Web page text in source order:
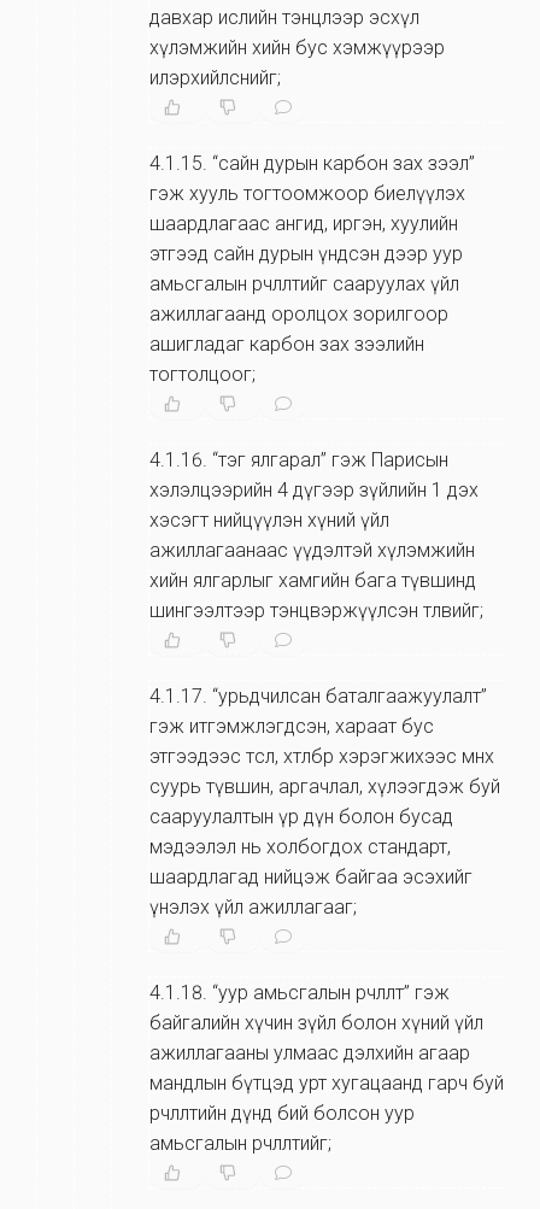
давхар ислийн тэнцлээр эсхүл
хүлэмжийн хийн бус хэмжүүрээр
илэрхийлснийг;
4.1.15. “сайн дурын карбон зах зээл”
гэж хууль тогтоомжоор биелүүлэх
шаардлагаас ангид, иргэн, хуулийн
этгээд сайн дурын үндсэн дээр уур
амьсгалын өөрчлөлтийг сааруулах үйл
ажиллагаанд оролцох зорилгоор
ашигладаг карбон зах зээлийн
тогтолцоог;
4.1.16. “тэг ялгарал” гэж Парисын
хэлэлцээрийн 4 дүгээр зүйлийн 1 дэх
хэсэгт нийцүүлэн хүний үйл
ажиллагаанаас үүдэлтэй хүлэмжийн
хийн ялгарлыг хамгийн бага түвшинд
шингээлтээр тэнцвэржүүлсэн төлөвийг;
4.1.17. “урьдчилсан баталгаажуулалт”
гэж итгэмжлэгдсэн, хараат бус
этгээдээс төсөл, хөтөлбөр хэрэгжихээс өмнөх
суурь түвшин, аргачлал, хүлээгдэж буй
сааруулалтын үр дүн болон бусад
мэдээлэл нь холбогдох стандарт,
шаардлагад нийцэж байгаа эсэхийг
үнэлэх үйл ажиллагааг;
4.1.18. “уур амьсгалын өөрчлөлт” гэж
байгалийн хүчин зүйл болон хүний үйл
ажиллагааны улмаас дэлхийн агаар
мандлын бүтцэд урт хугацаанд гарч буй
өөрчлөлтийн дүнд бий болсон уур
амьсгалын өөрчлөлтийг;